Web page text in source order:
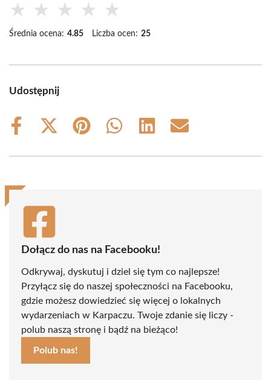
★ ★ ★ ★ ★
Średnia ocena: 4.85 Liczba ocen: 25
Udostępnij
Share
Share
(Twitter)
Share
Share
Share
Share
Dołącz do nas na Facebooku!
Odkrywaj, dyskutuj i dziel się tym co najlepsze!
Przyłącz się do naszej społeczności na Facebooku,
gdzie możesz dowiedzieć się więcej o lokalnych
wydarzeniach w Karpaczu. Twoje zdanie się liczy -
polub naszą stronę i bądź na bieżąco!
Polub nas!